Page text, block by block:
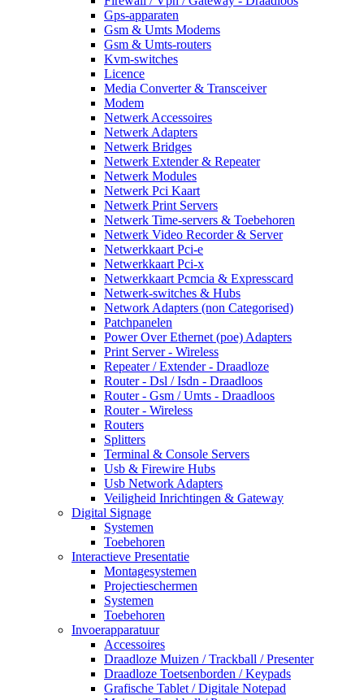
Gps-apparaten
Gsm & Umts Modems
Gsm & Umts-routers
Kvm-switches
Licence
Media Converter & Transceiver
Modem
Netwerk Accessoires
Netwerk Adapters
Netwerk Bridges
Netwerk Extender & Repeater
Netwerk Modules
Netwerk Pci Kaart
Netwerk Print Servers
Netwerk Time-servers & Toebehoren
Netwerk Video Recorder & Server
Netwerkkaart Pci-e
Netwerkkaart Pci-x
Netwerkkaart Pcmcia & Expresscard
Netwerk-switches & Hubs
Network Adapters (non Categorised)
Patchpanelen
Power Over Ethernet (poe) Adapters
Print Server - Wireless
Repeater / Extender - Draadloze
Router - Dsl / Isdn - Draadloos
Router - Gsm / Umts - Draadloos
Router - Wireless
Routers
Splitters
Terminal & Console Servers
Usb & Firewire Hubs
Usb Network Adapters
Veiligheid Inrichtingen & Gateway
Digital Signage
Systemen
Toebehoren
Interactieve Presentatie
Montagesystemen
Projectieschermen
Systemen
Toebehoren
Invoerapparatuur
Accessoires
Draadloze Muizen / Trackball / Presenter
Draadloze Toetsenborden / Keypads
Grafische Tablet / Digitale Notepad